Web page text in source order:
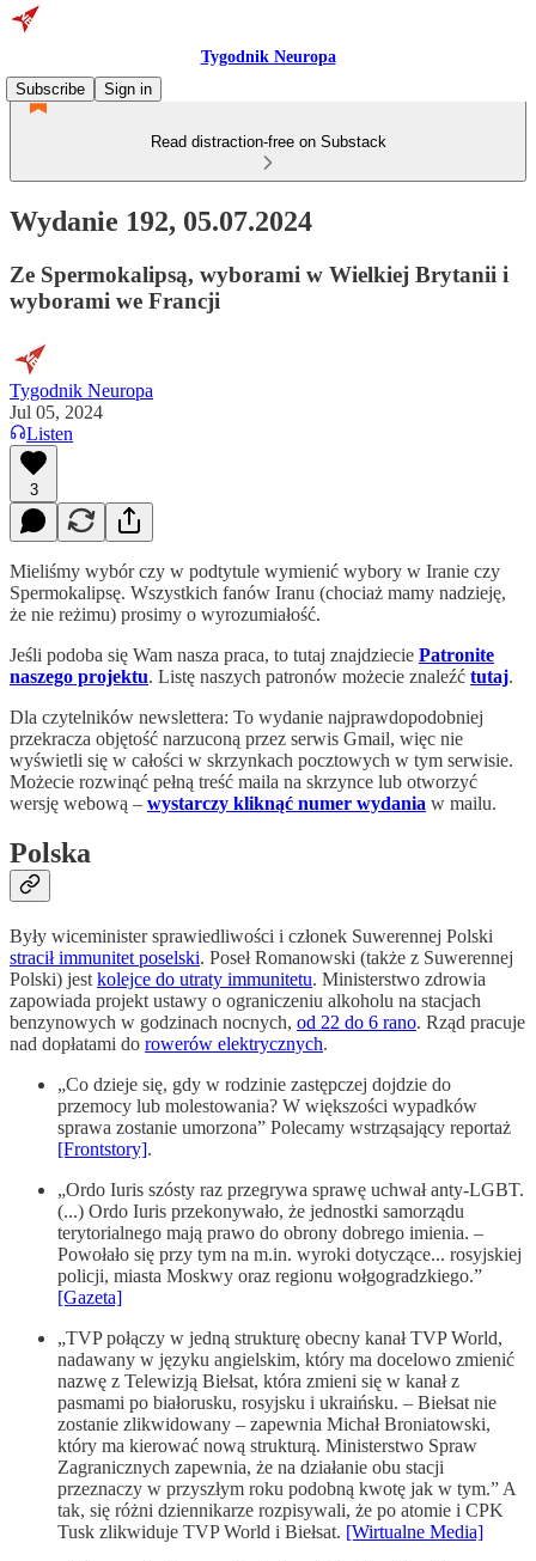
Tygodnik Neuropa
Subscribe
Sign in
Read distraction-free on Substack
Wydanie 192, 05.07.2024
Ze Spermokalipsą, wyborami w Wielkiej Brytanii i
wyborami we Francji
Tygodnik Neuropa
Jul 05, 2024
Listen
3
Mieliśmy wybór czy w podtytule wymienić wybory w Iranie czy
Spermokalipsę. Wszystkich fanów Iranu (chociaż mamy nadzieję,
że nie reżimu) prosimy o wyrozumiałość.
Jeśli podoba się Wam nasza praca, to tutaj znajdziecie Patronite
naszego projektu. Listę naszych patronów możecie znaleźć tutaj.
Dla czytelników newslettera: To wydanie najprawdopodobniej
przekracza objętość narzuconą przez serwis Gmail, więc nie
wyświetli się w całości w skrzynkach pocztowych w tym serwisie.
Możecie rozwinąć pełną treść maila na skrzynce lub otworzyć
wersję webową – wystarczy kliknąć numer wydania w mailu.
Polska
Były wiceminister sprawiedliwości i członek Suwerennej Polski
stracił immunitet poselski. Poseł Romanowski (także z Suwerennej
Polski) jest kolejce do utraty immunitetu. Ministerstwo zdrowia
zapowiada projekt ustawy o ograniczeniu alkoholu na stacjach
benzynowych w godzinach nocnych, od 22 do 6 rano. Rząd pracuje
nad dopłatami do rowerów elektrycznych.
„Co dzieje się, gdy w rodzinie zastępczej dojdzie do
przemocy lub molestowania? W większości wypadków
sprawa zostanie umorzona” Polecamy wstrząsający reportaż
[Frontstory].
„Ordo Iuris szósty raz przegrywa sprawę uchwał anty-LGBT.
(...) Ordo Iuris przekonywało, że jednostki samorządu
terytorialnego mają prawo do obrony dobrego imienia. –
Powołało się przy tym na m.in. wyroki dotyczące... rosyjskiej
policji, miasta Moskwy oraz regionu wołgogradzkiego.”
[Gazeta]
„TVP połączy w jedną strukturę obecny kanał TVP World,
nadawany w języku angielskim, który ma docelowo zmienić
nazwę z Telewizją Biełsat, która zmieni się w kanał z
pasmami po białorusku, rosyjsku i ukraińsku. – Biełsat nie
zostanie zlikwidowany – zapewnia Michał Broniatowski,
który ma kierować nową strukturą. Ministerstwo Spraw
Zagranicznych zapewnia, że na działanie obu stacji
przeznaczy w przyszłym roku podobną kwotę jak w tym.” A
tak, się różni dziennikarze rozpisywali, że po atomie i CPK
Tusk zlikwiduje TVP World i Biełsat. [Wirtualne Media]